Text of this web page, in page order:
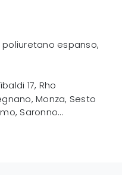
espanso,
17, Rho
Monza, Sesto
Saronno...